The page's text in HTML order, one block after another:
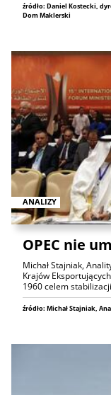
źródło: Daniel Kostecki,
Dom Maklerski
ANALIZY
OPEC nie
Michał Stajniak,
Krajów
1960 celem
źródło: Michał Stajniak,